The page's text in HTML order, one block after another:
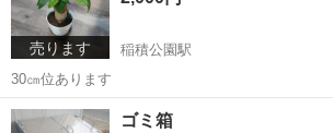
売ります 稲積公園駅
30㎝位あります
北海道 札幌市 稲積公園駅
ゴミ箱